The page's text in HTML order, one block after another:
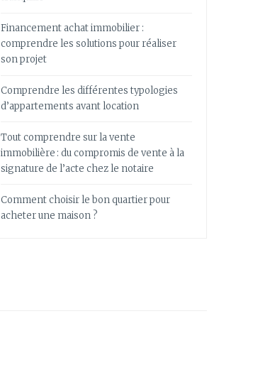
Financement achat immobilier :
comprendre les solutions pour réaliser
son projet
Comprendre les différentes typologies
d’appartements avant location
Tout comprendre sur la vente
immobilière : du compromis de vente à la
signature de l’acte chez le notaire
Comment choisir le bon quartier pour
acheter une maison ?